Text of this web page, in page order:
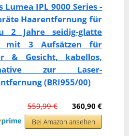
Lumea IPL 9000 Series -
Haarentfernung für
2 Jahre seidig-glatte
mit 3 Aufsätzen für
& Gesicht, kabellos,
zur Laser-
(BRI955/00)
360,90 €
559,99 €
Bei Amazon ansehen